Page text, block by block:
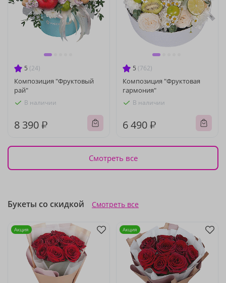
5 (24)
Композиция "Фруктовый
рай"
В наличии
8 390 ₽
5 (762)
Композиция "Фруктовая
гармония"
В наличии
6 490 ₽
Смотреть все
Букеты со скидкой Смотреть все
Акция Акция